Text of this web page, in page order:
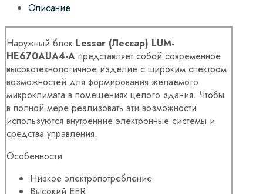
Описание
Наружный блок Lessar (Лессар) LUM-
HE670AUA4-A представляет собой современное
высокотехнологичное изделие с широким спектром
возможностей для формирования желаемого
микроклимата в помещениях целого здания. Чтобы
в полной мере реализовать эти возможности
используются внутренние электронные системы и
средства управления.
Особенности
Низкое электропотребление
Высокий EER